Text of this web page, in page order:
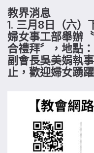
教界消息
1. 三月8日（六）
婦女事工部舉辦
合禮拜〞，地點
副會長吳美娟執
止，歡迎婦女踴